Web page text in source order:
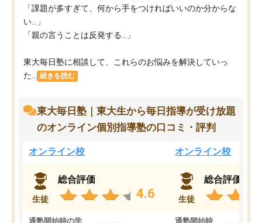
「課題が多すぎて、何から手をつければいいのか分からな
い…」
「親の言うことは反発する…」
東大毎日塾に相談して、これらのお悩みを解決していっ
た...
続きを読む
東大毎日塾｜東大生から毎日指導が受け放題
のオンライン個別指導塾の口コミ・評判
オンライン校
生徒
総合評価
4.6
通塾開始時の学
オンライン校
生徒
総合評価
通塾開始時